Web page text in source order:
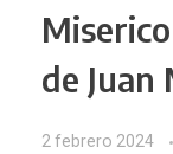
de Juan
2 febrero 2024